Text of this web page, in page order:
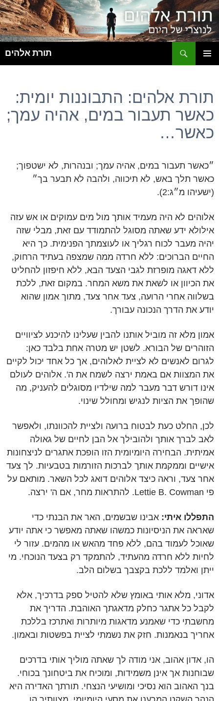
תורת אלהים
תורת אלהים: התבוננות יומית:
כאשר תעבור במים, אהיה עמך;
כאשר…
״כאשר תעבור במים, אהיה עמך; ובנהרות, לא ישטפוך;
כאשר תלך באש, לא תיכווה, ולהבה לא תבער בך״
(ישעיהו מ״ג:2).
אלוהים לא היה מעמיד אותך מול מים עמוקים או אש עזה
אילולא ידע שאתה מסוגל להתמודד עם זאת, מבלי שזה
יהיה מעבר לכוח רגליך או לעוצמתך הפנימית. כך היא
החיים הברוכים: ללא חרדה ממה שמצפה בעתיד הרחוק,
ללא דאגה מופרזת לגבי הצעד הבא, ללא חיפזון להחליט
את הכיוון או לשאת את משא המחר. במקום זאת, ללכת
בשלווה אחרי הרועה, צעד אחר צעד, מתוך אמון שהוא
יודע את הדרך הנכונה עבורך.
אמון מלא זה מוביל אותנו להבין שעלינו להיכנע לציוויים
הזוהרים של הבורא. לשטן יש מטרה אחת בלבד כאן:
לגרום לאנשים לא לציית לאלוהים, אך כל אחד יכול לקיים
את המצוות אם באמת ירצה לשמח את ה'. אלוהים לעולם
אינו דורש דבר מעבר למה שילדיו מסוגלים להעניק, מה
שהופך את הציות לנגיש ומחולל שינוי.
לכן, החלט כעת לבטוח ברועה ולציית להכוונתו, ולאפשר
לאב לברך אותך ולהובילך אל הבן לחיים של גאולה
אמיתית. הבחירה היומיומית הזו הופכת אתגרים לניצחונות
אישיים וממקמת אותך לברכות הזורמות בטבעיות. לך צעד
אחר צעד, וראה כיצד אלוהים דואג לכל השאר. מותאם על
פי Lettie B. Cowman. להתראות מחר, אם ה' ירצה.
התפללו איתי: אבינו שבשמים, האר את הבנתי כדי
שאראה את הניסיונות כמשהו שאתה מאפשר כי אתה יודע
שאוכל לעמוד בהם, ללא פחד מהאש או מהמים. עזור לי
לחיות ללא חרדה מהעתיד, להתמקד רק בצעד הנוכחי. מי
ייתן ואלמד ללכת בקצבך בשלום הלב.
אדוני, מלא אותי באומץ שלא להטיל ספק בדרכיך, אלא
לקבל כל אתגר כחלק מדאגתך האוהבת. הדריך את
מחשבתי כדי שאמנע מדאגות מיותרות ואתרכז בללכת
אחריך בנאמנות. חזק את נשמתי לציית בפשטות ובאמון.
הו, אדון אהוב, אני מודה לך שאתה מוליך אותי בדרכים
שבוחנות אך אינן משמידות, ומוכיח את ביטחונך בכוחי.
בנך האהוב הוא נסיכי ומושיעי הנצחי. תורתך האדירה היא